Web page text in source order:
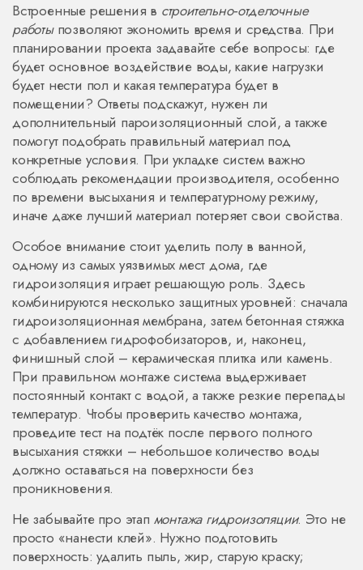
Встроенные решения в строительно‑отделочные
работыпозволяют экономить время и средства. При
планировании проекта задавайте себе вопросы: где
будет основное воздействие воды, какие нагрузки
будет нести пол и какая температура будет в
помещении? Ответы подскажут, нужен ли
дополнительный пароизоляционный слой, а также
помогут подобрать правильный материал под
конкретные условия. При укладке систем важно
соблюдать рекомендации производителя, особенно
по времени высыхания и температурному режиму,
иначе даже лучший материал потеряет свои свойства.
Особое внимание стоит уделить полу в ванной,
одному из самых уязвимых мест дома, где
гидроизоляция играет решающую роль. Здесь
комбинируются несколько защитных уровней: сначала
гидроизоляционная мембрана, затем бетонная стяжка
с добавлением гидрофобизаторов, и, наконец,
финишный слой – керамическая плитка или камень.
При правильном монтаже система выдерживает
постоянный контакт с водой, а также резкие перепады
температур. Чтобы проверить качество монтажа,
проведите тест на подтёк после первого полного
высыхания стяжки – небольшое количество воды
должно оставаться на поверхности без
проникновения.
Не забывайте про этап монтажа гидроизоляции. Это не
просто «нанести клей». Нужно подготовить
поверхность: удалить пыль, жир, старую краску;